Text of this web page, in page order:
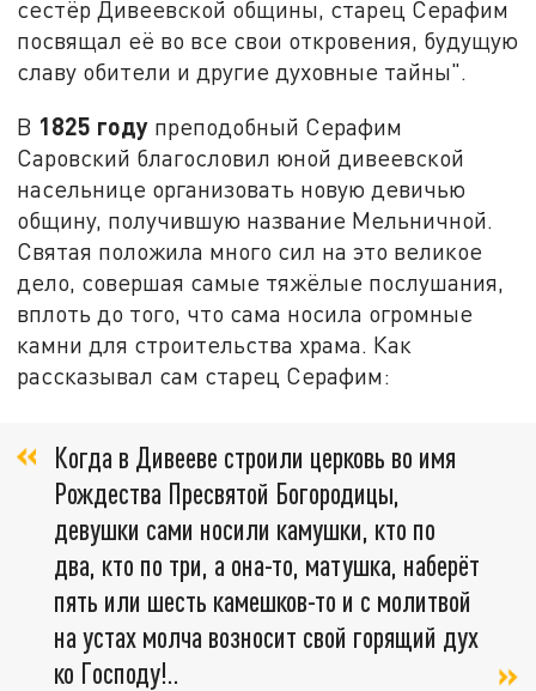
сестёр Дивеевской общины, старец Серафим
посвящал её во все свои откровения, будущую
славу обители и другие духовные тайны".
В 1825 году преподобный Серафим
Саровский благословил юной дивеевской
насельнице организовать новую девичью
общину, получившую название Мельничной.
Святая положила много сил на это великое
дело, совершая самые тяжёлые послушания,
вплоть до того, что сама носила огромные
камни для строительства храма. Как
рассказывал сам старец Серафим:
Когда в Дивееве строили церковь во имя
Рождества Пресвятой Богородицы,
девушки сами носили камушки, кто по
два, кто по три, а она-то, матушка, наберёт
пять или шесть камешков-то и с молитвой
на устах молча возносит свой горящий дух
ко Господу!..